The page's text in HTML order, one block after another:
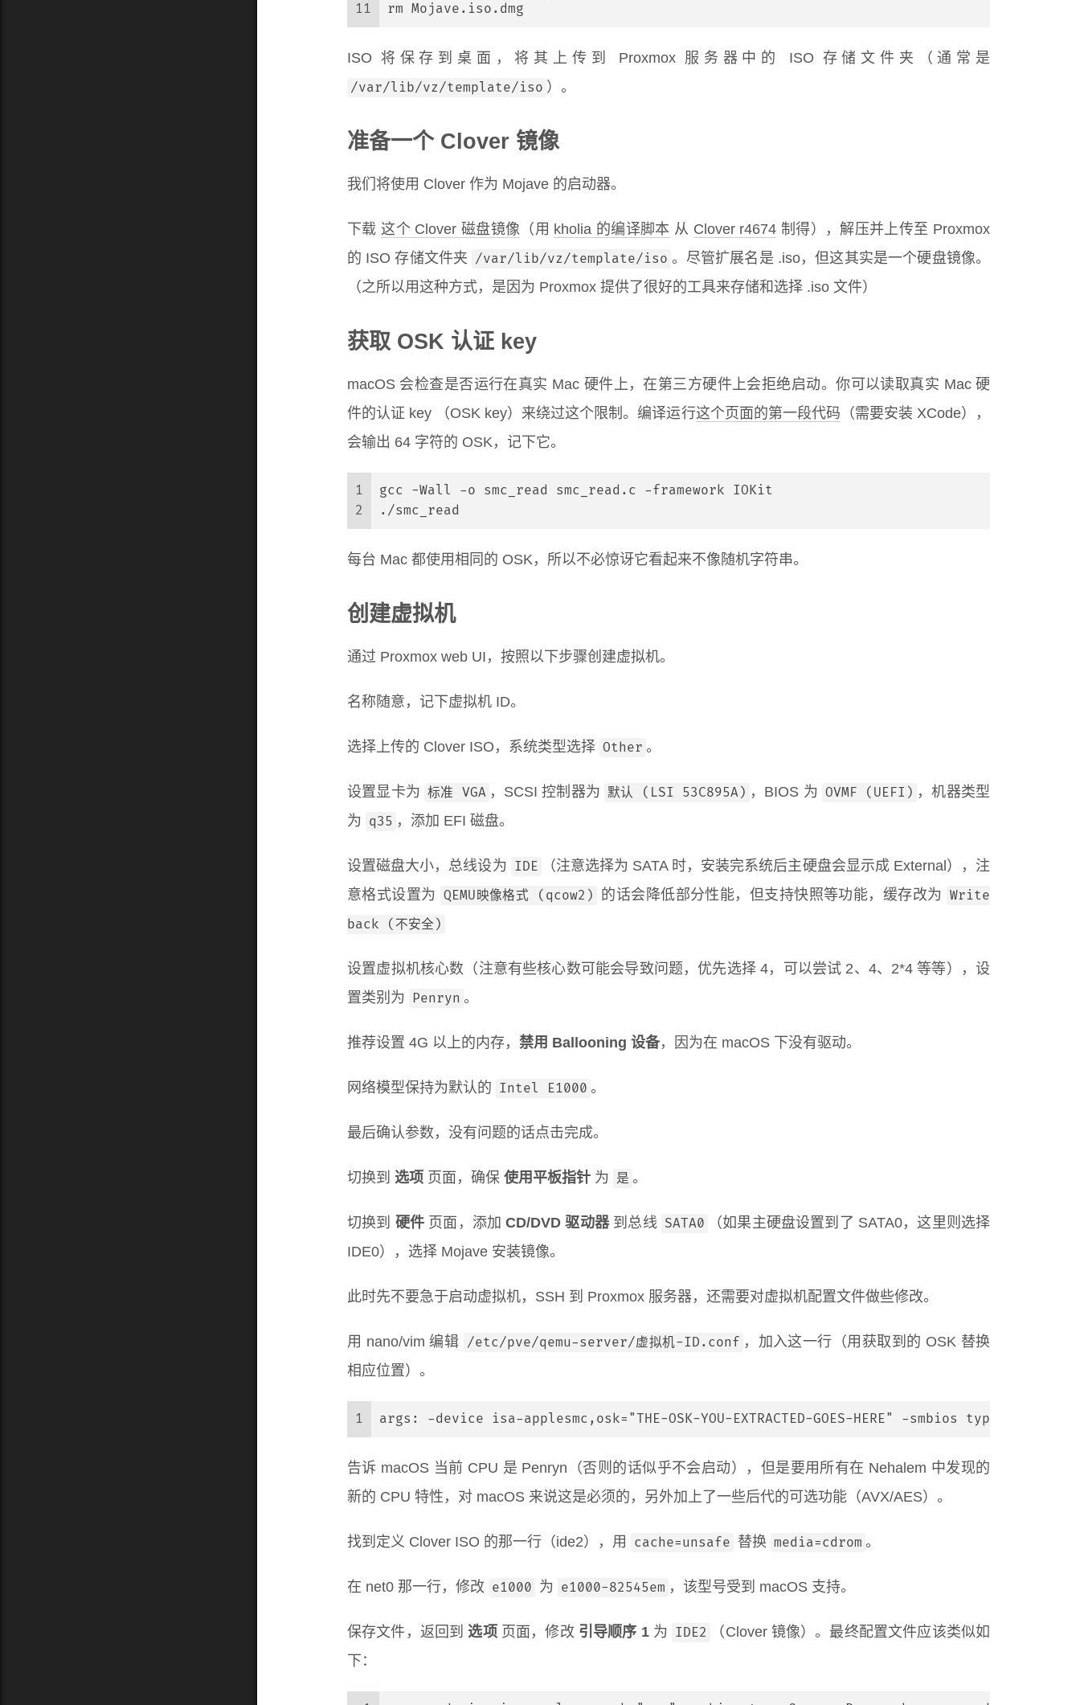
11
rm Mojave.iso.dmg
ISO 将保存到桌面，将其上传到 Proxmox 服务器中的 ISO 存储文件夹（通常是
/var/lib/vz/template/iso ）。
准备一个 Clover 镜像
我们将使用 Clover 作为 Mojave 的启动器。
下载 这个 Clover 磁盘镜像 （用 kholia 的编译脚本 从 Clover r4674 制得），解压并上传至 Proxmox
的 ISO 存储文件夹 /var/lib/vz/template/iso 。尽管扩展名是 .iso，但这其实是一个硬盘镜像。
（之所以用这种方式，是因为 Proxmox 提供了很好的工具来存储和选择 .iso 文件）
获取 OSK 认证 key
macOS 会检查是否运行在真实 Mac 硬件上，在第三方硬件上会拒绝启动。你可以读取真实 Mac 硬
件的认证 key （OSK key）来绕过这个限制。编译运行这个页面的第一段代码 （需要安装 XCode），
会输出 64 字符的 OSK，记下它。
1
2
gcc -Wall -o smc_read smc_read.c -framework IOKit
./smc_read
每台 Mac 都使用相同的 OSK，所以不必惊讶它看起来不像随机字符串。
创建虚拟机
通过 Proxmox web UI，按照以下步骤创建虚拟机。
名称随意，记下虚拟机 ID。
选择上传的 Clover ISO，系统类型选择 Other 。
设置显卡为 标准 VGA ，SCSI 控制器为 默认 (LSI 53C895A) ，BIOS 为 OVMF (UEFI) ，机器类型
为 q35 ，添加 EFI 磁盘。
设置磁盘大小，总线设为 IDE
（注意选择为 SATA 时，安装完系统后主硬盘会显示成 External），注
意格式设置为 QEMU映像格式 (qcow2) 的话会降低部分性能，但支持快照等功能，缓存改为 Write
back (不安全)
设置虚拟机核心数（注意有些核心数可能会导致问题，优先选择 4，可以尝试 2、4、2*4 等等），设
置类别为 Penryn 。
推荐设置 4G 以上的内存， 禁用 Ballooning 设备，因为在 macOS 下没有驱动。
网络模型保持为默认的 Intel E1000 。
最后确认参数，没有问题的话点击完成。
切换到 选项 页面，确保 使用平板指针 为 是 。
切换到 硬件 页面，添加CD/DVD 驱动器到总线 SATA0
（如果主硬盘设置到了 SATA0，这里则选择
IDE0），选择 Mojave 安装镜像。
此时先不要急于启动虚拟机，SSH 到 Proxmox 服务器，还需要对虚拟机配置文件做些修改。
用 nano/vim 编辑 /etc/pve/qemu-server/虚拟机-ID.conf ，加入这一行（用获取到的 OSK 替换
相应位置）。
1 args: -device isa-applesmc,osk="THE-OSK-YOU-EXTRACTED-GOES-HERE" -smbios type=2
告诉 macOS 当前 CPU 是 Penryn（否则的话似乎不会启动），但是要用所有在 Nehalem 中发现的
新的 CPU 特性，对 macOS 来说这是必须的，另外加上了一些后代的可选功能（AVX/AES）。
找到定义 Clover ISO 的那一行（ide2），用 cache=unsafe 替换 media=cdrom 。
在 net0 那一行，修改 e1000 为 e1000-82545em ，该型号受到 macOS 支持。
保存文件，返回到 选项页面，修改 引导顺序 1为 IDE2
（Clover 镜像）。最终配置文件应该类似如
下：